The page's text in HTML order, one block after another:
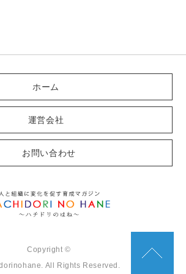
ホーム
運営会社
お問い合わせ
Copyright ©
All Rights Reserved.